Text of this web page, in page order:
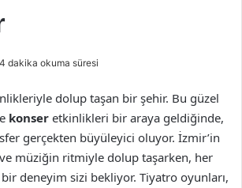
4 dakika okuma süresi
dolup taşan bir şehir. Bu güzel
konser etkinlikleri bir araya geldiğinde,
gerçekten büyüleyici oluyor. İzmir’in
ve müziğin ritmiyle dolup taşarken, her
bir deneyim sizi bekliyor. Tiyatro oyunları,